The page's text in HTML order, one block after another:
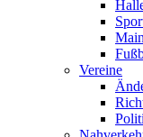
Vereine